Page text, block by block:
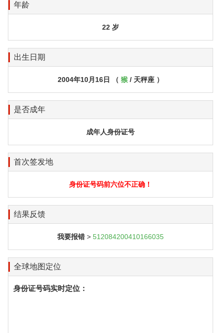
年龄
22 岁
出生日期
2004年10月16日 （ 猴 / 天秤座 ）
是否成年
成年人身份证号
首次签发地
身份证号码前六位不正确！
结果反馈
我要报错 > 512084200410166035
全球地图定位
身份证号码实时定位：